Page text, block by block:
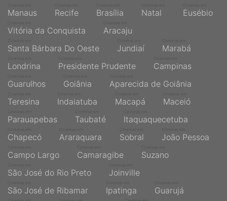
Manaus Recife Brasília Natal Eusébio
Vitória da Conquista Aracaju
Santa Bárbara Do Oeste Jundiaí Marabá
Londrina Presidente Prudente Campinas
Guarulhos Goiânia Aparecida de Goiânia
Teresina Indaiatuba Macapá Maceió
Parauapebas Taubaté Itaquaquecetuba
Chapecó Araraquara Sobral João Pessoa
Campo Largo Camaragibe Suzano
São José do Rio Preto Joinville
São José de Ribamar Ipatinga Guarujá